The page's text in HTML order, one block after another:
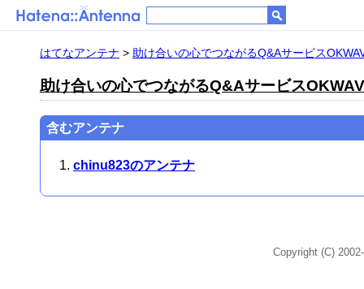
はてなアンテナ > 助け合いの心でつながるQ&Aサービス
助け合いの心でつながるQ&Aサービス
含むアンテナ
chinu823のアンテナ
Copyright (C)